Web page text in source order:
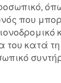
που
του κατά